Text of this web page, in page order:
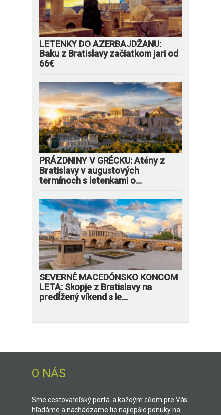
LETENKY DO AZERBAJDŽANU:
Baku z Bratislavy začiatkom jari od
66€
PRÁZDNINY V GRÉCKU: Atény z
Bratislavy v augustových
termínoch s letenkami o...
SEVERNÉ MACEDÓNSKO KONCOM
LETA: Skopje z Bratislavy na
predĺžený víkend s le...
O NÁS
Sme cestovateľský portál a každým dňom pre Vás
hľadáme a nachádzame tie najlepšie ponuky na